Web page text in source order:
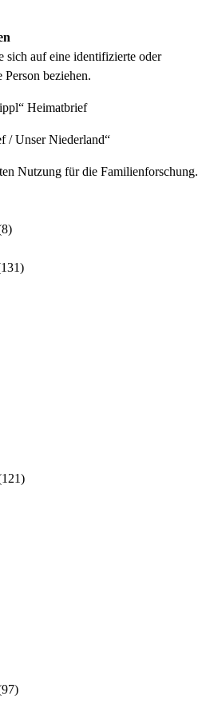
auf eine identifizierte oder
beziehen.
Heimatbrief
/ Unser Niederland“
Nutzung für die Familienforschung.